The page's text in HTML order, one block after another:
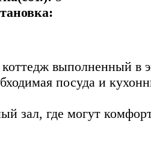
выполненный в
посуда и
зал, где могут